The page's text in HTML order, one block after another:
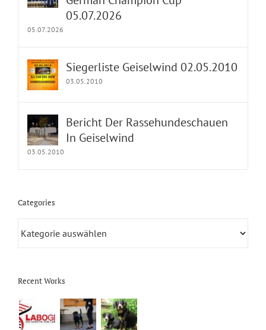
05.07.2026
05.07.2026
Siegerliste Geiselwind 02.05.2010
03.05.2010
Bericht Der Rassehundeschauen
In Geiselwind
03.05.2010
Categories
Categories
Recent Works